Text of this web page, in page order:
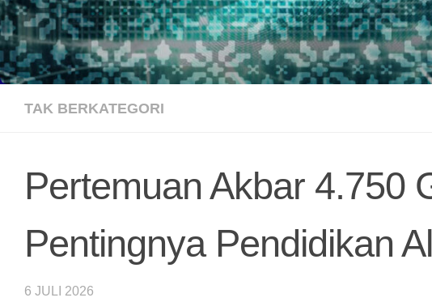
TAK BERKATEGORI
Pertemuan Akbar 4.750
Pentingnya Pendidikan
6 JULI 2026